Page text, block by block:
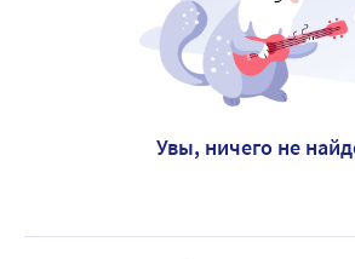
Увы, ничего не